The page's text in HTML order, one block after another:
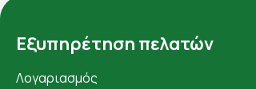
Εξυπηρέτηση πελατών
Λογαριασμός